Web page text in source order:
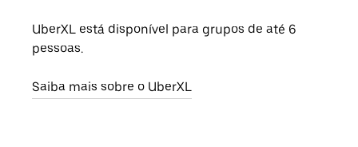
UberXL está disponível para grupos de até 6
pessoas.
Saiba mais sobre o UberXL